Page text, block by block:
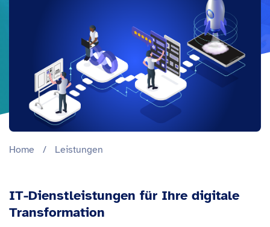
Home / Leistungen
IT-Dienstleistungen für Ihre digitale
Transformation